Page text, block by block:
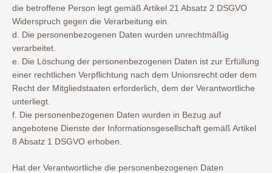
die betroffene Person legt gemäß Artikel 21 Absatz 2 DSGVO
Widerspruch gegen die Verarbeitung ein.
d. Die personenbezogenen Daten wurden unrechtmäßig
verarbeitet.
e. Die Löschung der personenbezogenen Daten ist zur Erfüllung
einer rechtlichen Verpflichtung nach dem Unionsrecht oder dem
Recht der Mitgliedstaaten erforderlich, dem der Verantwortliche
unterliegt.
f. Die personenbezogenen Daten wurden in Bezug auf
angebotene Dienste der Informationsgesellschaft gemäß Artikel
8 Absatz 1 DSGVO erhoben.
Hat der Verantwortliche die personenbezogenen Daten